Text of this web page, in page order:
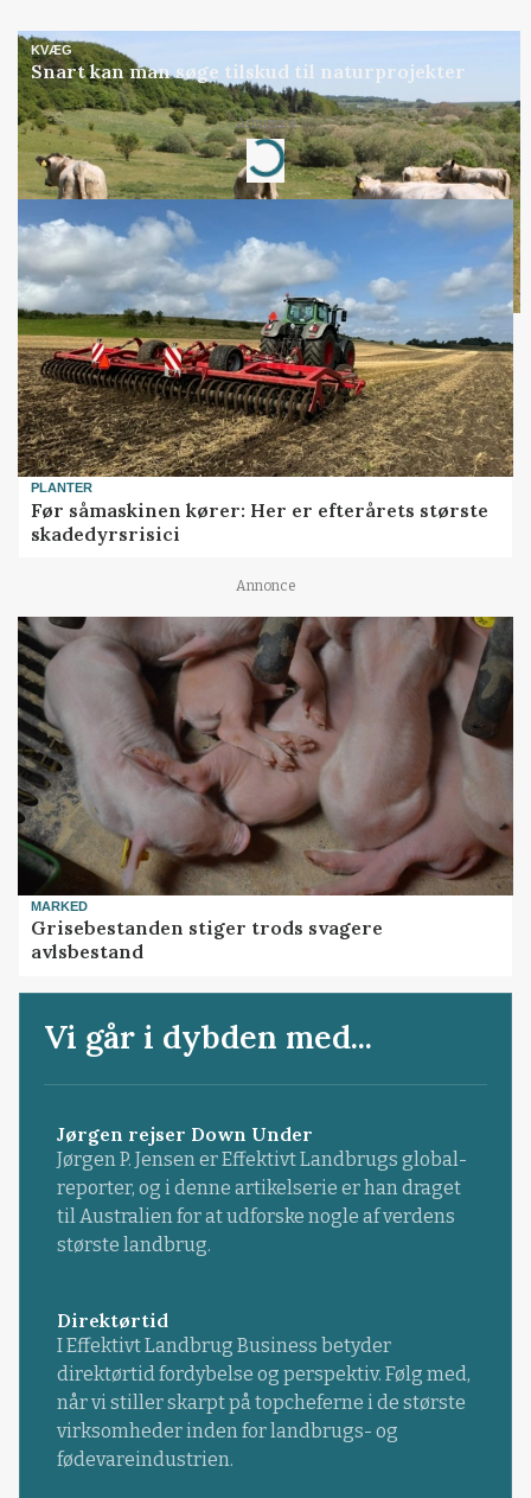
KVÆG
Snart kan man søge tilskud til naturprojekter
Annonce
Loading...
PLANTER
Før såmaskinen kører: Her er efterårets største
skadedyrsrisici
Annonce
MARKED
Grisebestanden stiger trods svagere
avlsbestand
Vi går i dybden med...
Jørgen rejser Down Under
Jørgen P. Jensen er Effektivt Landbrugs global-
reporter, og i denne artikelserie er han draget
til Australien for at udforske nogle af verdens
største landbrug.
Direktørtid
I Effektivt Landbrug Business betyder
direktørtid fordybelse og perspektiv. Følg med,
når vi stiller skarpt på topcheferne i de største
virksomheder inden for landbrugs- og
fødevareindustrien.